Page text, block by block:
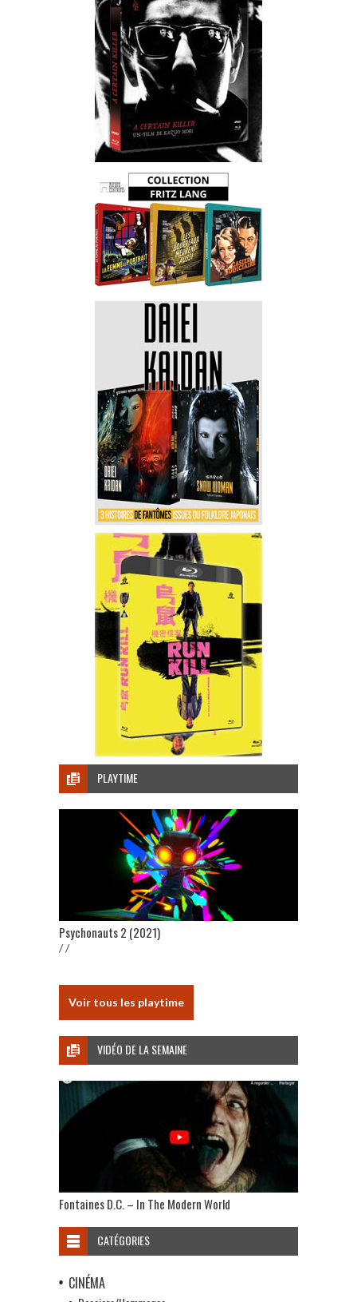
PLAYTIME
Psychonauts 2 (2021)
/ /
Voir tous les playtime
VIDÉO DE LA SEMAINE
Fontaines D.C. – In The Modern World
CATÉGORIES
CINÉMA